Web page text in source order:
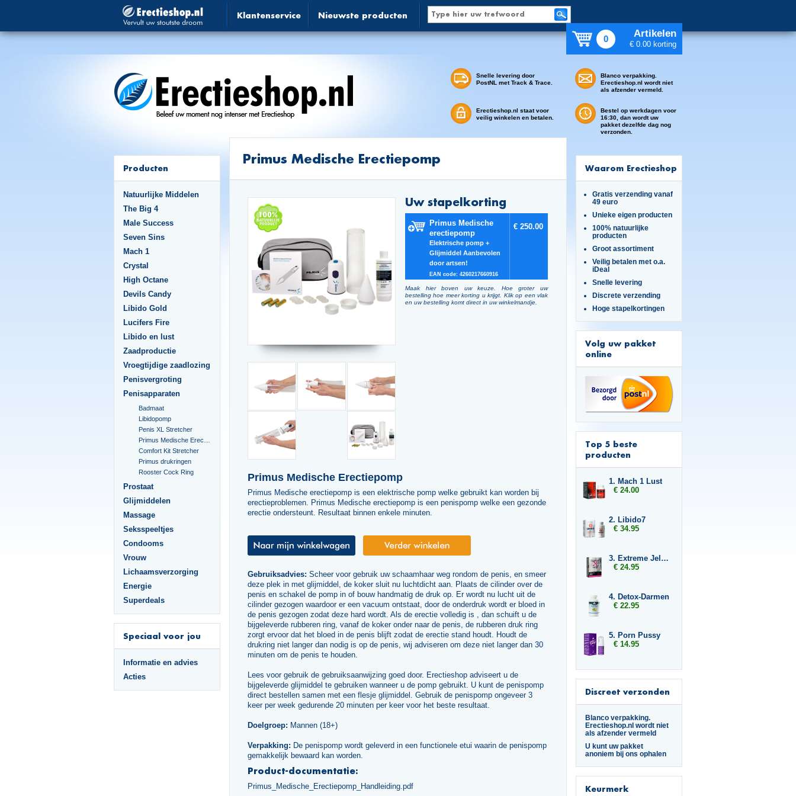
Klantenservice Nieuwste producten
0 Artikelen
€ 0.00 korting
Snelle levering door
PostNL met Track & Trace.
Erectieshop.nl staat voor
veilig winkelen en betalen.
Blanco verpakking.
Erectieshop.nl wordt niet
als afzender vermeld.
Bestel op werkdagen voor
16:30, dan wordt uw
pakket dezelfde dag nog
verzonden.
Producten
Natuurlijke Middelen
The Big 4
Male Success
Seven Sins
Mach 1
Crystal
High Octane
Devils Candy
Libido Gold
Lucifers Fire
Libido en lust
Zaadproductie
Vroegtijdige zaadlozing
Penisvergroting
Penisapparaten
Badmaat
Libidopomp
Penis XL Stretcher
Comfort Kit Stretcher
Primus drukringen
Rooster Cock Ring
Prostaat
Glijmiddelen
Massage
Seksspeeltjes
Condooms
Vrouw
Lichaamsverzorging
Energie
Superdeals
Speciaal voor jou
Informatie en advies
Acties
Primus Medische Erectiepomp
Uw stapelkorting
Primus Medische
erectiepomp
Elektrische pomp +
Glijmiddel Aanbevolen
door artsen!
EAN code: 4260217660916
€ 250.00
Maak hier boven uw keuze. Hoe groter uw
bestelling hoe meer korting u krijgt. Klik op een vlak
en uw bestelling komt direct in uw winkelmandje.
Primus Medische Erectiepomp
Primus Medische erectiepomp is een elektrische pomp welke gebruikt kan worden bij
erectieproblemen. Primus Medische erectiepomp is een penispomp welke een gezonde
erectie ondersteunt. Resultaat binnen enkele minuten.
Gebruiksadvies: Scheer voor gebruik uw schaamhaar weg rondom de penis, en smeer
deze plek in met glijmiddel, de koker sluit nu luchtdicht aan. Plaats de cilinder over de
penis en schakel de pomp in of bouw handmatig de druk op. Er wordt nu lucht uit de
cilinder gezogen waardoor er een vacuum ontstaat, door de onderdruk wordt er bloed in
de penis gezogen zodat deze hard wordt. Als de erectie volledig is , dan schuift u de
bijgeleverde rubberen ring, vanaf de koker onder naar de penis, de rubberen druk ring
zorgt ervoor dat het bloed in de penis blijft zodat de erectie stand houdt. Houdt de
drukring niet langer dan nodig is op de penis, wij adviseren om deze niet langer dan 30
minuten om de penis te houden.
Lees voor gebruik de gebruiksaanwijzing goed door. Erectieshop adviseert u de
bijgeleverde glijmiddel te gebruiken wanneer u de pomp gebruikt. U kunt de penispomp
direct bestellen samen met een flesje glijmiddel. Gebruik de penispomp ongeveer 3
keer per week gedurende 20 minuten per keer voor het beste resultaat.
Doelgroep: Mannen (18+)
Verpakking: De penispomp wordt geleverd in een functionele etui waarin de penispomp
gemakkelijk bewaard kan worden.
Product-documentatie:
Primus_Medische_Erectiepomp_Handleiding.pdf
Waarom Erectieshop
Gratis verzending vanaf
49 euro
Unieke eigen producten
100% natuurlijke
producten
Groot assortiment
Veilig betalen met o.a.
iDeal
Snelle levering
Discrete verzending
Hoge stapelkortingen
Volg uw pakket
online
Top 5 beste
producten
1. Mach 1 Lust
€ 24.00
2. Libido7
€ 34.95
3. Extreme Jelly Sticks
€ 24.95
4. Detox-Darmen
€ 22.95
5. Porn Pussy
€ 14.95
Discreet verzonden
Blanco verpakking.
Erectieshop.nl wordt niet
als afzender vermeld
U kunt uw pakket
anoniem bij ons ophalen
Keurmerk